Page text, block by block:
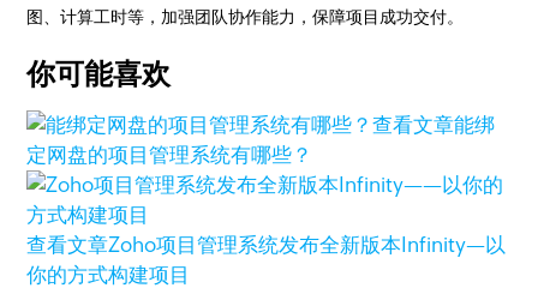
图、计算工时等，加强团队协作能力，保障项目成功交付。
你可能喜欢
查看文章能绑
定网盘的项目管理系统有哪些？
查看文章Zoho项目管理系统发布全新版本Infinity—以
你的方式构建项目